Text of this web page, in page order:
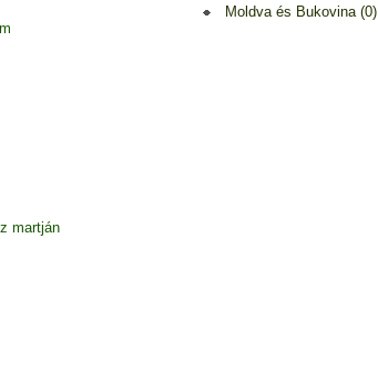
martján
Moldva és Bukovina (0)